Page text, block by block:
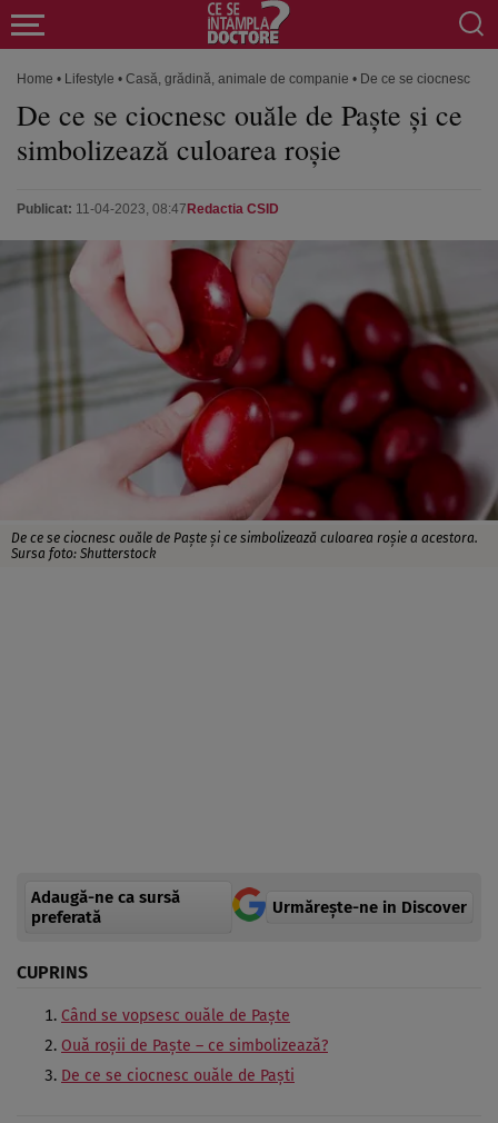
Home • Lifestyle • Casă, grădină, animale de companie • De ce se ciocnesc
De ce se ciocnesc ouăle de Paște și ce
simbolizează culoarea roșie
Publicat: 11-04-2023, 08:47 Redactia CSID
De ce se ciocnesc ouăle de Paște și ce simbolizează culoarea roșie a acestora.
Sursa foto: Shutterstock
Adaugă-ne ca sursă
preferată
Urmărește-ne in Discover
CUPRINS
Când se vopsesc ouăle de Paște
Ouă roșii de Paște – ce simbolizează?
De ce se ciocnesc ouăle de Paști